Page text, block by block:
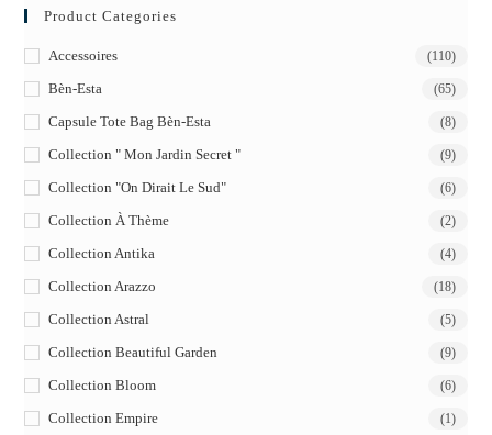
Product Categories
Accessoires (110)
Bèn-Esta (65)
Capsule Tote Bag Bèn-Esta (8)
Collection " Mon Jardin Secret " (9)
Collection "On Dirait Le Sud" (6)
Collection À Thème (2)
Collection Antika (4)
Collection Arazzo (18)
Collection Astral (5)
Collection Beautiful Garden (9)
Collection Bloom (6)
Collection Empire (1)